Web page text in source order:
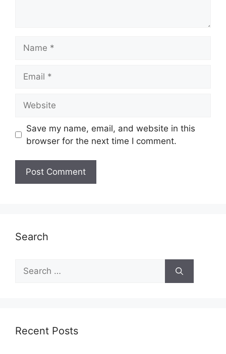
Save my name, email, and website in this
browser for the next time I comment.
Search
Search
for:
Recent Posts